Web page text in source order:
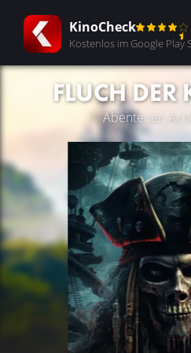
KinoCheck
Kostenlos im Google Play
FLUCH
Abenteuer,